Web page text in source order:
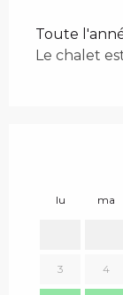
Toute
Le chalet
lu ma
3 4